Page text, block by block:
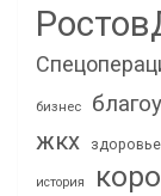
бизнес
жкх здоровье
история